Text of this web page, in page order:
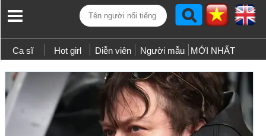
Ca sĩ Hot girl Diễn viên Người mẫu MỚI NHẤT